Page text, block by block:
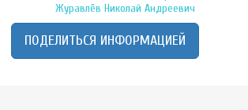
Журавлёв Николай Андреевич
ПОДЕЛИТЬСЯ ИНФОРМАЦИЕЙ